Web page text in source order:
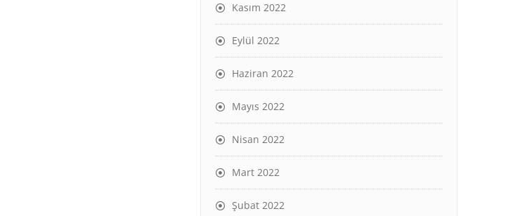
Kasım 2022
Eylül 2022
Haziran 2022
Mayıs 2022
Nisan 2022
Mart 2022
Şubat 2022